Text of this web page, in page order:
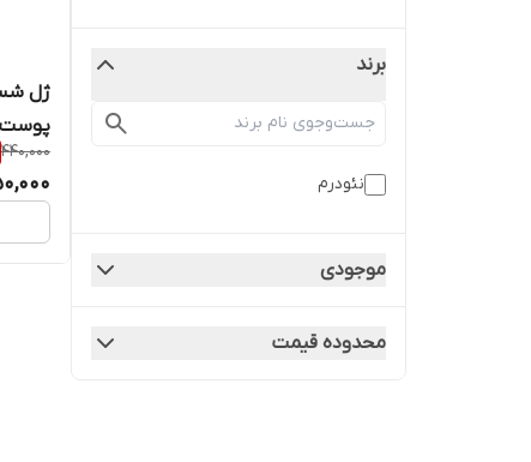
برند
نئودرم
موجودی
محدوده قیمت
ژل
440,000